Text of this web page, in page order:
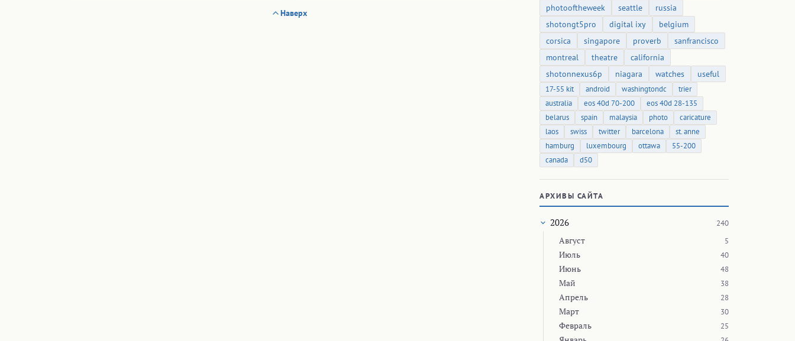
Наверх
photooftheweek
seattle
russia
shotongt5pro
digital ixy
belgium
corsica
singapore proverb
sanfrancisco
montreal
theatre
california
shotonnexus6p
niagara watches useful
17-55 kit android washingtondc
trier
australia
eos 40d 70-200
eos 40d 28-135
belarus
spain malaysia photo
caricature
laos
swiss twitter barcelona
st. anne
hamburg
luxembourg ottawa
55-200
canada
d50
АРХИВЫ САЙТА
2026 240
Август 5
Июль 40
Июнь 48
Май 38
Апрель 28
Март 30
Февраль 25